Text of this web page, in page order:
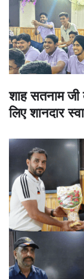
शाह सतनाम जी
लिए शानदार